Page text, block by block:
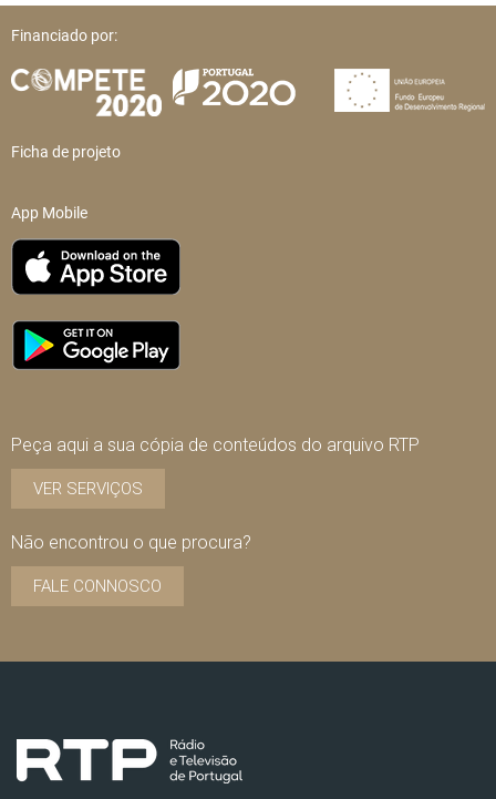
Financiado por:
Ficha de projeto
App Mobile
Peça aqui a sua cópia de conteúdos do arquivo RTP
VER SERVIÇOS
Não encontrou o que procura?
FALE CONNOSCO